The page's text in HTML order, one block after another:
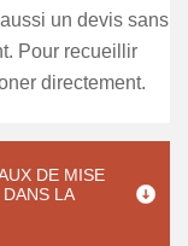
un devis sans
Pour recueillir
directement.
DE MISE
LA